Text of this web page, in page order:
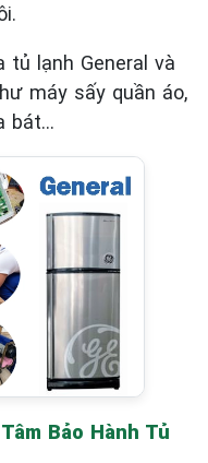
tủ lạnh General và
máy sấy quần áo,
bát…
Bảo Hành Tủ